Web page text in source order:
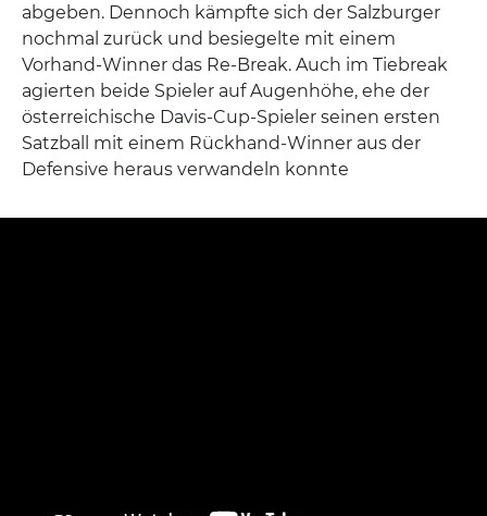
abgeben. Dennoch kämpfte sich der Salzburger
nochmal zurück und besiegelte mit einem
Vorhand-Winner das Re-Break. Auch im Tiebreak
agierten beide Spieler auf Augenhöhe, ehe der
österreichische Davis-Cup-Spieler seinen ersten
Satzball mit einem Rückhand-Winner aus der
Defensive heraus verwandeln konnte